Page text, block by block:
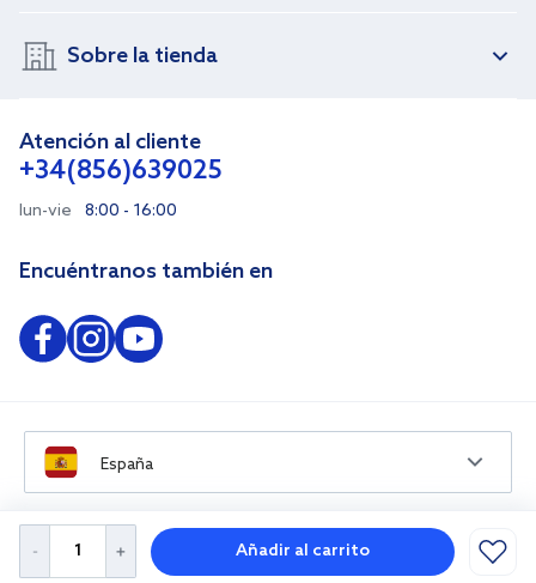
Añadir al carrito
Sobre la tienda
Atención al cliente
+34(856)639025
lun-vie 8:00 - 16:00
Encuéntranos también en
España